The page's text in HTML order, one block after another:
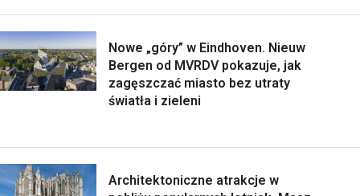
Nowe „góry” w Eindhoven. Nieuw
Bergen od MVRDV pokazuje, jak
zagęszczać miasto bez utraty
światła i zieleni
Architektoniczne atrakcje w